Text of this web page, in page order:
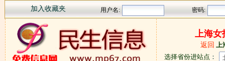
加入收藏夹
上海女
返回 上
选择省份进站点 ：